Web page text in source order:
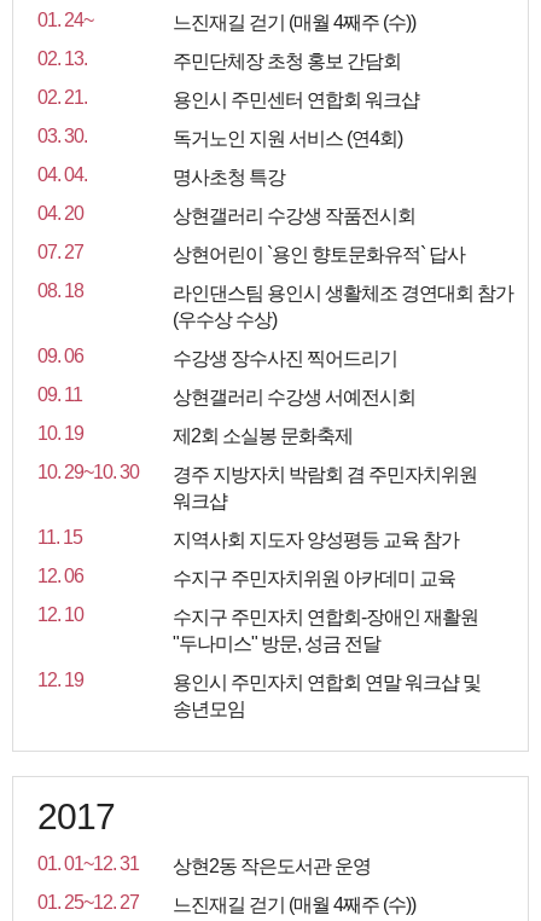
01. 24~
느진재길 걷기 (매월 4째주 (수))
02. 13.
주민단체장 초청 홍보 간담회
02. 21.
용인시 주민센터 연합회 워크샵
03. 30.
독거노인 지원 서비스 (연4회)
04. 04.
명사초청 특강
04. 20
상현갤러리 수강생 작품전시회
07. 27
상현어린이 `용인 향토문화유적` 답사
08. 18
라인댄스팀 용인시 생활체조 경연대회 참가
(우수상 수상)
09. 06
수강생 장수사진 찍어드리기
09. 11
상현갤러리 수강생 서예전시회
10. 19
제2회 소실봉 문화축제
10. 29~10. 30
경주 지방자치 박람회 겸 주민자치위원
워크샵
11. 15
지역사회 지도자 양성평등 교육 참가
12. 06
수지구 주민자치위원 아카데미 교육
12. 10
수지구 주민자치 연합회-장애인 재활원
"두나미스" 방문, 성금 전달
12. 19
용인시 주민자치 연합회 연말 워크샵 및
송년모임
2017
01. 01~12. 31
상현2동 작은도서관 운영
01. 25~12. 27
느진재길 걷기 (매월 4째주 (수))